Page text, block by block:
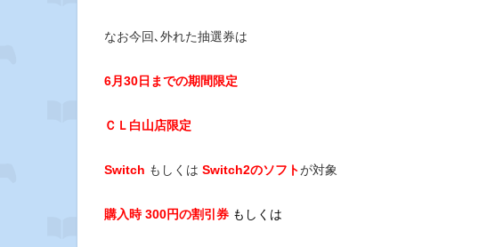
なお今回､外れた抽選券は
6月30日までの期間限定
ＣＬ白山店限定
Switch もしくは Switch2のソフトが対象
購入時 300円の割引券 もしくは